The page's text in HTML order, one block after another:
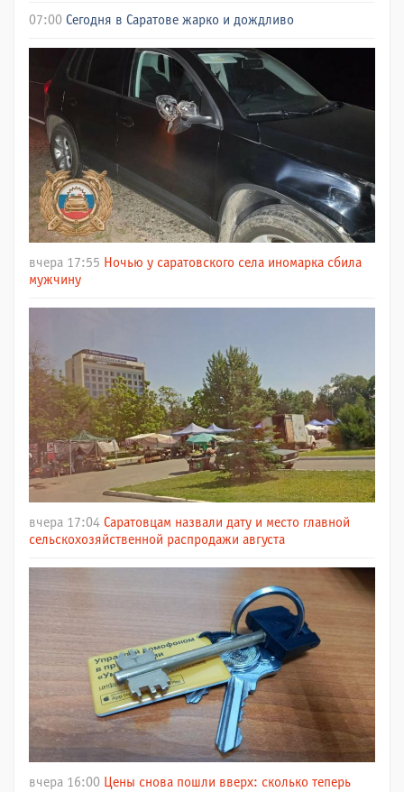
07:00 Сегодня в Саратове жарко и дождливо
вчера 17:55 Ночью у саратовского села иномарка сбила
мужчину
вчера 17:04 Саратовцам назвали дату и место главной
сельскохозяйственной распродажи августа
вчера 16:00 Цены снова пошли вверх: сколько теперь